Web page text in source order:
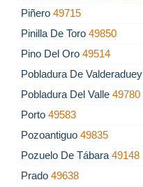
Piñero 49715
Pinilla De Toro 49850
Pino Del Oro 49514
Pobladura De Valderaduey
Pobladura Del Valle 49780
Porto 49583
Pozoantiguo 49835
Pozuelo De Tábara 49148
Prado 49638